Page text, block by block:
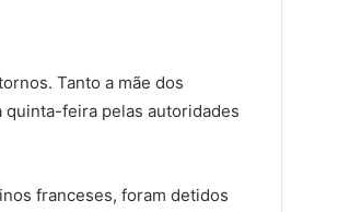
Tanto a mãe dos
quinta-feira pelas autoridades
franceses, foram detidos